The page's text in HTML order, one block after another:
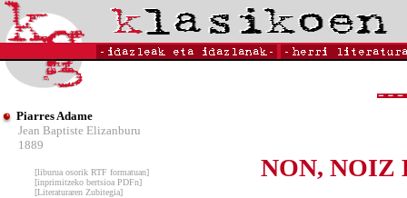
Piarres Adame
Jean Baptiste Elizanburu
1889
[liburua osorik RTF formatuan]
[inprimitzeko bertsioa PDFn]
[Literaturaren Zubitegia]
NON, NOIZ